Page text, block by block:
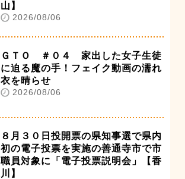
山】
2026/08/06
ＧＴＯ ＃０４ 家出した女子生徒
に迫る魔の手！フェイク動画の濡れ
衣を晴らせ
2026/08/06
８月３０日投開票の県知事選で県内
初の電子投票を実施の善通寺市で市
職員対象に「電子投票説明会」【香
川】